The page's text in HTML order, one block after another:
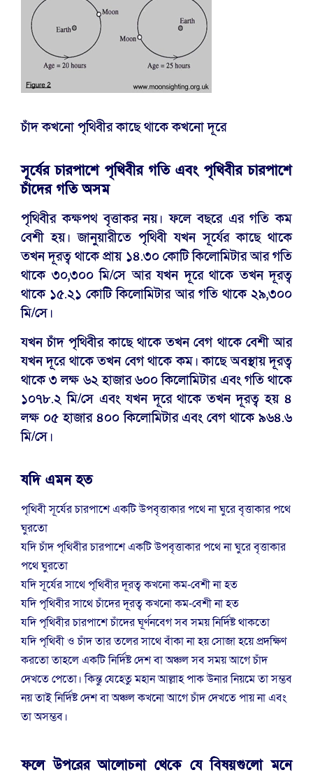
চাঁদ কখনো পৃথিবীর কাছে থাকে কখনো দূরে
সূর্যের চারপাশে পৃথিবীর গতি এবং পৃথিবীর চারপাশে
চাঁদের গতি অসম
পৃথিবীর কক্ষপথ বৃত্তাকর নয়। ফলে বছরে এর গতি কম
বেশী হয়। জানুয়ারীতে পৃথিবী যখন সূর্যের কাছে থাকে
তখন দূরত্ব থাকে প্রায় ১৪.৩০ কোটি কিলোমিটার আর গতি
থাকে ৩০,৩০০ মি/সে আর যখন দূরে থাকে তখন দূরত্ব
থাকে ১৫.২১ কোটি কিলোমিটার আর গতি থাকে ২৯,৩০০
মি/সে।
যখন চাঁদ পৃথিবীর কাছে থাকে তখন বেগ থাকে বেশী আর
যখন দূরে থাকে তখন বেগ থাকে কম। কাছে অবস্থায় দূরত্ব
থাকে ৩ লক্ষ ৬২ হাজার ৬০০ কিলোমিটার এবং গতি থাকে
১০৭৮.২ মি/সে এবং যখন দূরে থাকে তখন দূরত্ব হয় ৪
লক্ষ ০৫ হাজার ৪০০ কিলোমিটার এবং বেগ থাকে ৯৬৪.৬
মি/সে।
যদি এমন হত
পৃথিবী সূর্যের চারপাশে একটি উপবৃত্তাকার পথে না ঘুরে বৃত্তাকার পথে
ঘুরতো
যদি চাঁদ পৃথিবীর চারপাশে একটি উপবৃত্তাকার পথে না ঘুরে বৃত্তাকার
পথে ঘুরতো
যদি সূর্যের সাথে পৃথিবীর দূরত্ব কখনো কম-বেশী না হত
যদি পৃথিবীর সাথে চাঁদের দূরত্ব কখনো কম-বেশী না হত
যদি পৃথিবীর চারপাশে চাঁদের ঘূর্ণনবেগ সব সময় নির্দিষ্ট থাকতো
যদি পৃথিবী ও চাঁদ তার তলের সাথে বাঁকা না হয় সোজা হয়ে প্রদক্ষিণ
করতো তাহলে একটি নির্দিষ্ট দেশ বা অঞ্চল সব সময় আগে চাঁদ
দেখতে পেতো। কিন্তু যেহেতু মহান আল্লাহ পাক উনার নিয়মে তা সম্ভব
নয় তাই নির্দিষ্ট দেশ বা অঞ্চল কখনো আগে চাঁদ দেখতে পায় না এবং
তা অসম্ভব।
ফলে উপরের আলোচনা থেকে যে বিষয়গুলো মনে